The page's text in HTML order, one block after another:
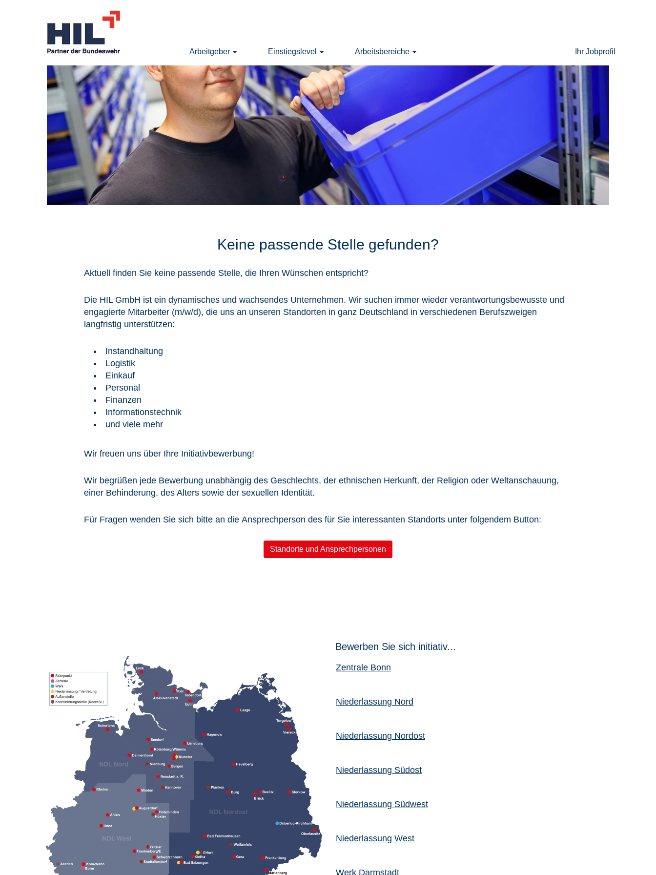
Arbeitgeber Einstiegslevel Arbeitsbereiche Ihr Jobprofil
Keine passende Stelle gefunden?
Aktuell finden Sie keine passende Stelle, die Ihren Wünschen entspricht?
Die HIL GmbH ist ein dynamisches und wachsendes Unternehmen. Wir suchen immer wieder verantwortungsbewusste und
engagierte Mitarbeiter (m/w/d), die uns an unseren Standorten in ganz Deutschland in verschiedenen Berufszweigen
langfristig unterstützen:
Instandhaltung
Logistik
Einkauf
Personal
Finanzen
Informationstechnik
und viele mehr
Wir freuen uns über Ihre Initiativbewerbung!
Wir begrüßen jede Bewerbung unabhängig des Geschlechts, der ethnischen Herkunft, der Religion oder Weltanschauung,
einer Behinderung, des Alters sowie der sexuellen Identität.
Für Fragen wenden Sie sich bitte an die Ansprechperson des für Sie interessanten Standorts unter folgendem Button:
Standorte und Ansprechpersonen
Bewerben Sie sich initiativ...
Zentrale Bonn
Niederlassung Nord
Niederlassung Nordost
Niederlassung Südost
Niederlassung Südwest
Niederlassung West
Werk Darmstadt